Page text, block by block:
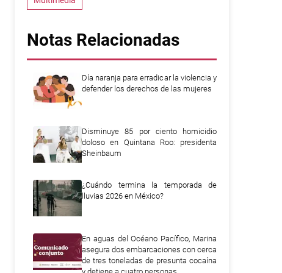
Notas Relacionadas
Día naranja para erradicar la violencia y
defender los derechos de las mujeres
Disminuye 85 por ciento homicidio
doloso en Quintana Roo: presidenta
Sheinbaum
¿Cuándo termina la temporada de
lluvias 2026 en México?
En aguas del Océano Pacífico, Marina
asegura dos embarcaciones con cerca
de tres toneladas de presunta cocaína